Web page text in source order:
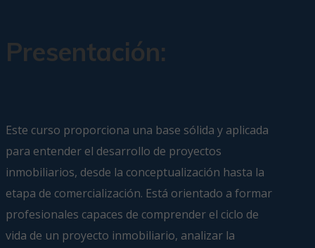
Presentación:
Este curso proporciona una base sólida y aplicada
para entender el desarrollo de proyectos
inmobiliarios, desde la conceptualización hasta la
etapa de comercialización. Está orientado a formar
profesionales capaces de comprender el ciclo de
vida de un proyecto inmobiliario, analizar la